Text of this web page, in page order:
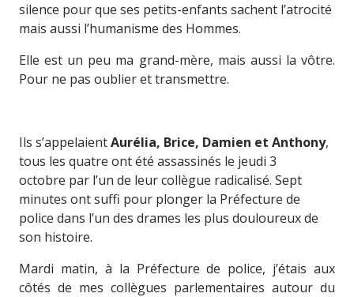
silence pour que ses petits-enfants sachent l’atrocité
mais aussi l’humanisme des Hommes.
Elle est un peu ma grand-mère, mais aussi la vôtre.
Pour ne pas oublier et transmettre.
Ils s’appelaientAurélia, Brice, Damien et Anthony,
tous les quatre ont été assassinés le jeudi 3
octobre par l’un de leur collègue radicalisé. Sept
minutes ont suffi pour plonger la Préfecture de
police dans l’un des drames les plus douloureux de
son histoire.
Mardi matin, à la Préfecture de police, j’étais aux
côtés de mes collègues parlementaires autour du